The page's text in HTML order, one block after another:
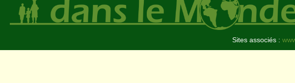
Sites associés :